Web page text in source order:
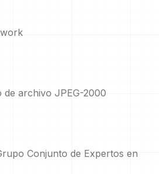
de archivo JPEG-2000
Conjunto de Expertos en